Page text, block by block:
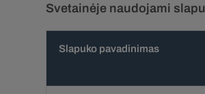
Svetainėje naudojami
Slapuko pavadinimas